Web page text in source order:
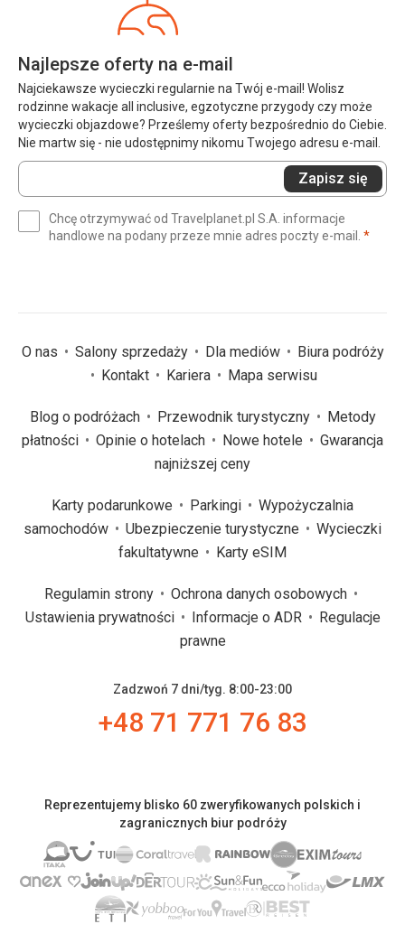
Najlepsze oferty na e-mail
Najciekawsze wycieczki regularnie na Twój e-mail! Wolisz
rodzinne wakacje all inclusive, egzotyczne przygody czy może
wycieczki objazdowe? Prześlemy oferty bezpośrednio do Ciebie.
Nie martw się - nie udostępnimy nikomu Twojego adresu e-mail.
Wprowadź
swój
(wymagane)
Zapisz się
Chcę otrzymywać od Travelplanet.pl S.A. informacje
handlowe na podany przeze mnie adres poczty e-mail. *
O nas Salony sprzedaży Dla mediów
Biura podróży
Kontakt
Kariera Mapa serwisu
Blog o podróżach Przewodnik turystyczny
Metody
płatności
Opinie o hotelach Nowe hotele
Gwarancja
najniższej ceny
Karty podarunkowe Parkingi
Wypożyczalnia
samochodów
Ubezpieczenie turystyczne
Wycieczki
fakultatywne
Karty eSIM
Regulamin strony
Ochrona danych osobowych
Ustawienia prywatności
Informacje o ADR
Regulacje
prawne
Zadzwoń 7 dni/tyg. 8:00-23:00
+48 71 771 76 83
Reprezentujemy blisko 60 zweryfikowanych polskich i
zagranicznych biur podróży